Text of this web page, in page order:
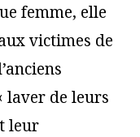
femme, elle
victimes de
laver de leurs
leur